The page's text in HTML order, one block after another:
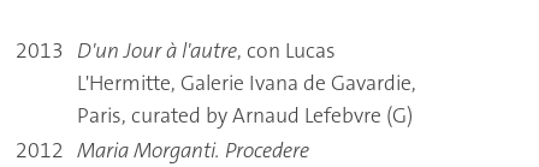
2013 D'un Jour à l'autre, con Lucas
L'Hermitte, Galerie Ivana de Gavardie,
Paris, curated by Arnaud Lefebvre (G)
2012 Maria Morganti. Procedere